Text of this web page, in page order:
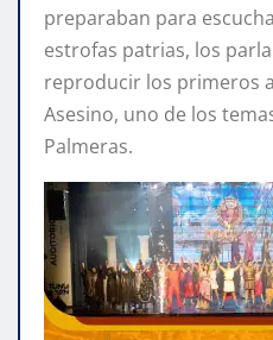
preparaban para
estrofas patrias, los
reproducir los primeros
Asesino, uno de los
Palmeras.